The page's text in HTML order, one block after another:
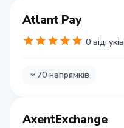
Atlant Pay
0 відгуків
70 напрямків
AxentExchange